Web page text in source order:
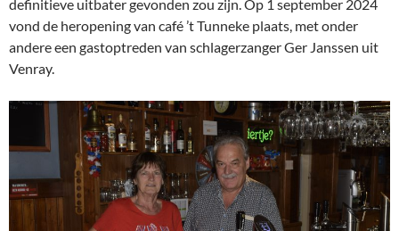
definitieve uitbater gevonden zou zijn. Op 1 september 2024
vond de heropening van café ’t Tunneke plaats, met onder
andere een gastoptreden van schlagerzanger Ger Janssen uit
Venray.